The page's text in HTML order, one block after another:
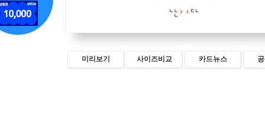
미리보기 사이즈비교 카드뉴스